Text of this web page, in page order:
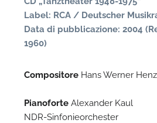
Label: RCA / Deutscher
Data di pubblicazione: 2004
1960)
Compositore Hans Werner
Pianoforte Alexander Kaul
NDR-Sinfonieorchester